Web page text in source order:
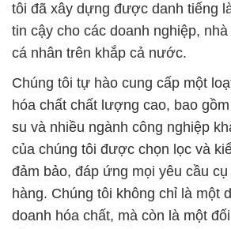
tôi đã xây dựng được danh tiếng
tin cậy cho các doanh nghiệp,
cá nhân trên khắp cả nước.
Chúng tôi tự hào cung cấp một
hóa chất chất lượng cao, bao
su và nhiều ngành công nghiệp
của chúng tôi được chọn lọc và
đảm bảo, đáp ứng mọi yêu cầu
hàng. Chúng tôi không chỉ là một
doanh hóa chất, mà còn là một